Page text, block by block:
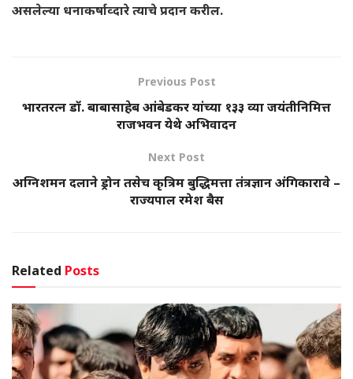
असलेल्या धनाकर्षाव्दारे त्याचे प्रदान करील.
Previous Post
भारतरत्न डॉ. बाबासाहेब आंबेडकर यांच्या १३३ व्या जयंतीनिमित्त
राजभवन येथे अभिवादन
Next Post
अग्निशमन दलाने ड्रोन तसेच कृत्रिम बुद्धिमत्ता तंत्रज्ञान अंगिकारावे –
राज्यपाल रमेश बैस
Related Posts